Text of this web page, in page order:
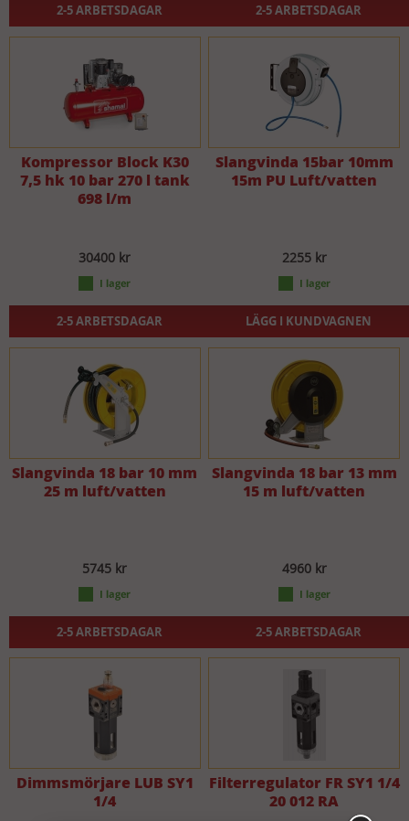
2-5 ARBETSDAGAR 2-5 ARBETSDAGAR
Kompressor Block K30
7,5 hk 10 bar 270 l tank
698 l/m
30400 kr
2-5 ARBETSDAGAR
Slangvinda 15bar 10mm
15m PU Luft/vatten
2255 kr
LÄGG I KUNDVAGNEN
Slangvinda 18 bar 10 mm
25 m luft/vatten
5745 kr
2-5 ARBETSDAGAR
Slangvinda 18 bar 13 mm
15 m luft/vatten
4960 kr
2-5 ARBETSDAGAR
Dimmsmörjare LUB SY1
1/4
Filterregulator FR SY1 1/4
20 012 RA